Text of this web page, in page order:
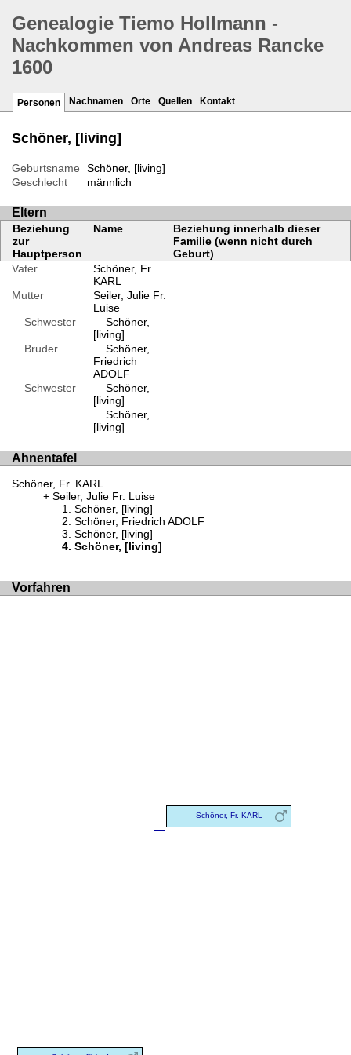
Genealogie Tiemo Hollmann -
Nachkommen von Andreas Rancke
1600
Personen Nachnamen Orte Quellen Kontakt
Schöner, [living]
Geburtsname
Schöner, [living]
Geschlecht
männlich
Eltern
Beziehung
zur
Hauptperson
Name
Beziehung innerhalb dieser
Familie (wenn nicht durch
Geburt)
Vater
Schöner, Fr.
KARL
Mutter
Seiler, Julie Fr.
Luise
Schwester
Schöner,
[living]
Bruder
Schöner,
Friedrich
ADOLF
Schwester
Schöner,
[living]
Schöner,
[living]
Ahnentafel
Schöner, Fr. KARL
Seiler, Julie Fr. Luise
Schöner, [living]
Schöner, Friedrich ADOLF
Schöner, [living]
Schöner, [living]
Vorfahren
Schöner, Fr. KARL